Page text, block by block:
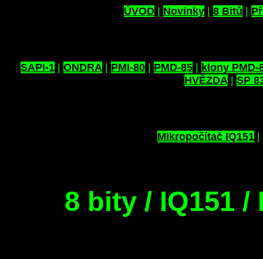
ÚVOD| Novinky| 8 Bitů
SAPI-1| ONDRA| PMI-80| PMD-85|
klony PMD-
HVĚZDA| SP
Mikropočítač IQ151|
8 bity / IQ151